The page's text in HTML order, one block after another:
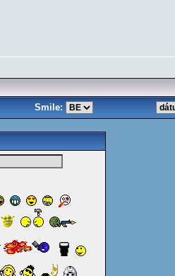
Smile: